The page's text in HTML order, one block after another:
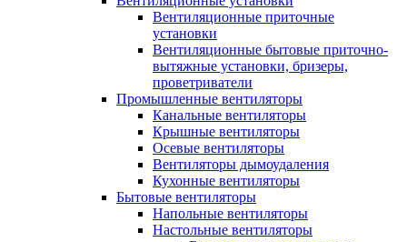
Вентиляционные приточные
установки
Вентиляционные бытовые приточно-
вытяжные установки, бризеры,
проветриватели
Промышленные вентиляторы
Канальные вентиляторы
Крышные вентиляторы
Осевые вентиляторы
Вентиляторы дымоудаления
Кухонные вентиляторы
Бытовые вентиляторы
Напольные вентиляторы
Настольные вентиляторы